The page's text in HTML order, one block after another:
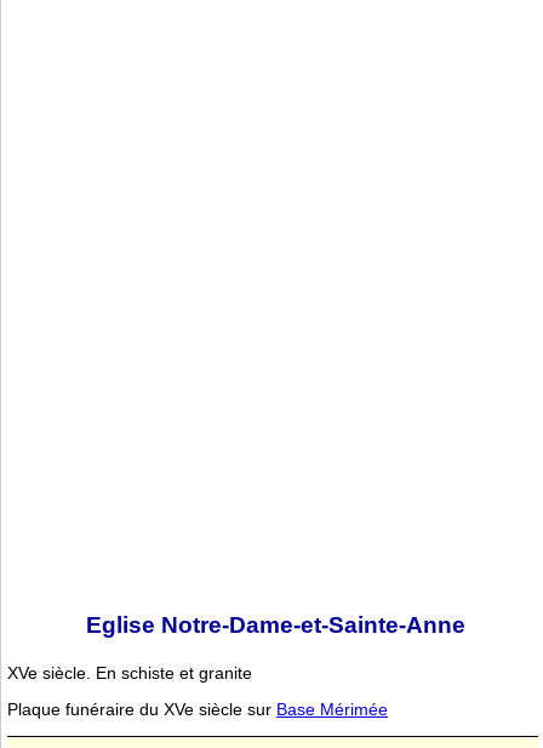
Eglise Notre-Dame-et-Sainte-Anne
XVe siècle. En schiste et granite
Plaque funéraire du XVe siècle sur Base Mérimée